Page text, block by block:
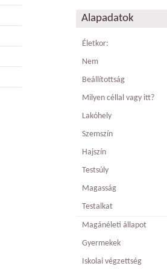
Alapadatok
Életkor:
Nem
Beállítottság
Milyen céllal vagy itt?
Lakóhely
Szemszín
Hajszín
Testsúly
Magasság
Testalkat
Magánéleti állapot
Gyermekek
Iskolai végzettség